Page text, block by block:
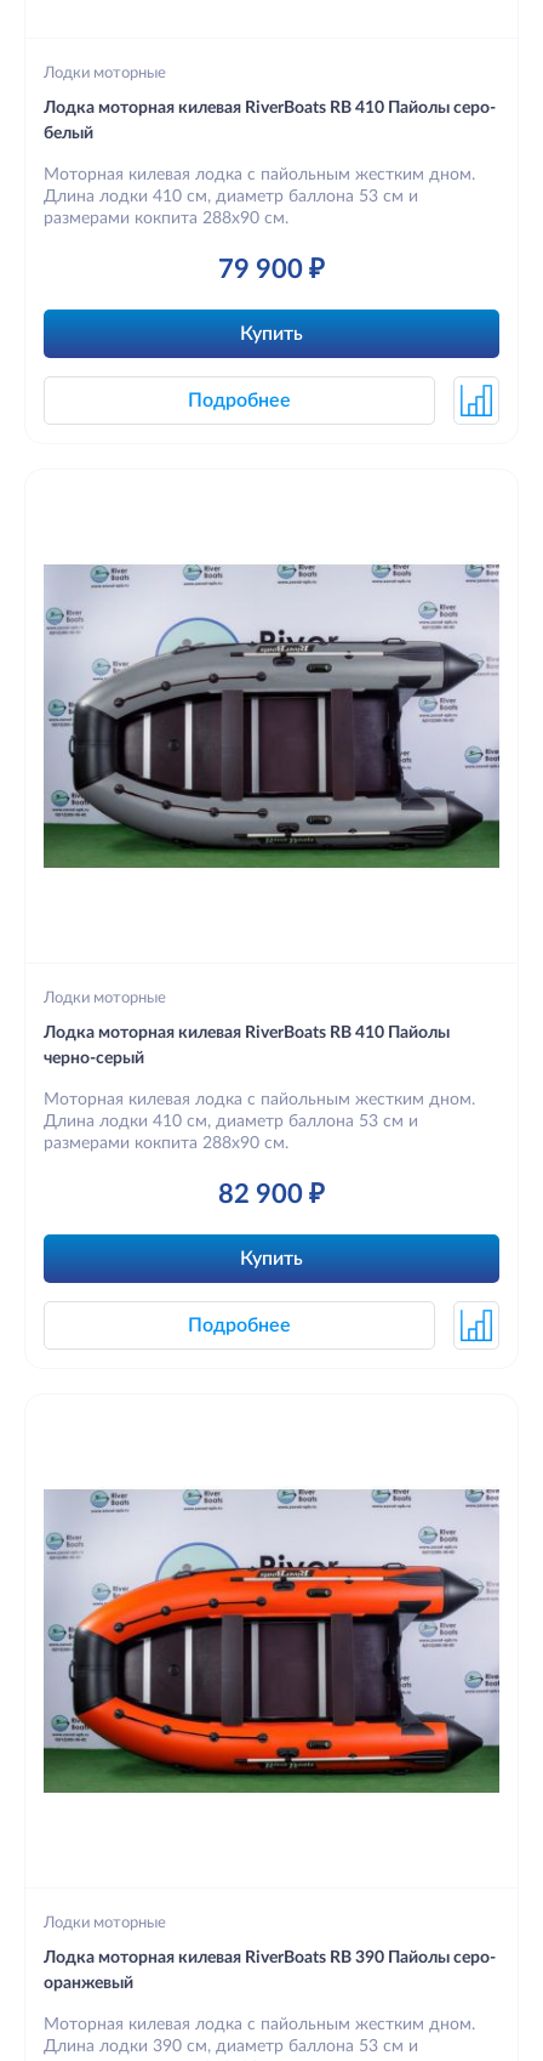
Лодки моторные
Лодка моторная килевая RiverBoats RB 410 Пайолы серо-
белый
Моторная килевая лодка с пайольным жестким дном.
Длина лодки 410 см, диаметр баллона 53 см и
размерами кокпита 288х90 см.
79 900 ₽
Купить
Подробнее
Лодки моторные
Лодка моторная килевая RiverBoats RB 410 Пайолы
черно-серый
Моторная килевая лодка с пайольным жестким дном.
Длина лодки 410 см, диаметр баллона 53 см и
размерами кокпита 288х90 см.
82 900 ₽
Купить
Подробнее
Лодки моторные
Лодка моторная килевая RiverBoats RB 390 Пайолы серо-
оранжевый
Моторная килевая лодка с пайольным жестким дном.
Длина лодки 390 см, диаметр баллона 53 см и